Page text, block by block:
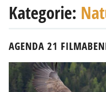
zum
Kategorie:
AGENDA 21